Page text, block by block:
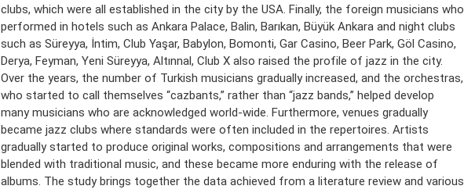
clubs, which were all established in the city by the USA. Finally, the foreign musicians who
performed in hotels such as Ankara Palace, Balin, Barıkan, Büyük Ankara and night clubs
such as Süreyya, İntim, Club Yaşar, Babylon, Bomonti, Gar Casino, Beer Park, Göl Casino,
Derya, Feyman, Yeni Süreyya, Altınnal, Club X also raised the profile of jazz in the city.
Over the years, the number of Turkish musicians gradually increased, and the orchestras,
who started to call themselves “cazbants,” rather than “jazz bands,” helped develop
many musicians who are acknowledged world-wide. Furthermore, venues gradually
became jazz clubs where standards were often included in the repertoires. Artists
gradually started to produce original works, compositions and arrangements that were
blended with traditional music, and these became more enduring with the release of
albums. The study brings together the data achieved from a literature review and various